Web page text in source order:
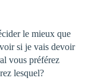
le mieux que
si je vais devoir
vous préférez
lesquel?